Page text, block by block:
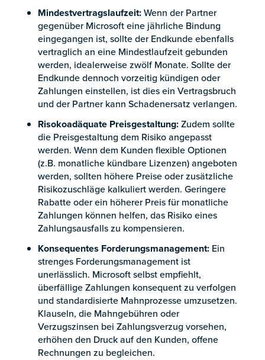
Mindestvertragslaufzeit:Wenn der Partner
gegenüber Microsoft eine jährliche Bindung
eingegangen ist, sollte der Endkunde ebenfalls
vertraglich an eine Mindestlaufzeit gebunden
werden, idealerweise zwölf Monate. Sollte der
Endkunde dennoch vorzeitig kündigen oder
Zahlungen einstellen, ist dies ein Vertragsbruch
und der Partner kann Schadenersatz verlangen.
Risokoadäquate Preisgestaltung:Zudem sollte
die Preisgestaltung dem Risiko angepasst
werden. Wenn dem Kunden flexible Optionen
(z.B. monatliche kündbare Lizenzen) angeboten
werden, sollten höhere Preise oder zusätzliche
Risikozuschläge kalkuliert werden. Geringere
Rabatte oder ein höherer Preis für monatliche
Zahlungen können helfen, das Risiko eines
Zahlungsausfalls zu kompensieren.
Konsequentes Forderungsmanagement: Ein
strenges Forderungsmanagement ist
unerlässlich. Microsoft selbst empfiehlt,
überfällige Zahlungen konsequent zu verfolgen
und standardisierte Mahnprozesse umzusetzen.
Klauseln, die Mahngebühren oder
Verzugszinsen bei Zahlungsverzug vorsehen,
erhöhen den Druck auf den Kunden, offene
Rechnungen zu begleichen.